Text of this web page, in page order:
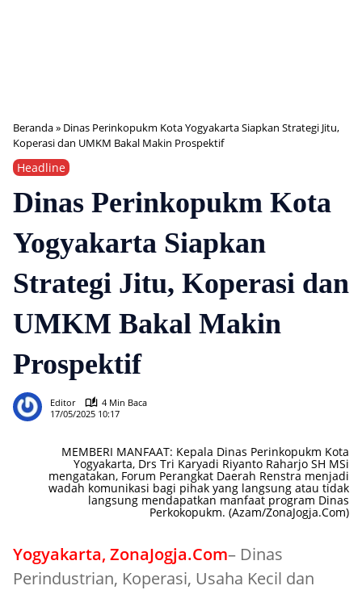
Beranda» Dinas Perinkopukm Kota Yogyakarta Siapkan Strategi Jitu,
Koperasi dan UMKM Bakal Makin Prospektif
Headline
Dinas Perinkopukm Kota
Yogyakarta Siapkan
Strategi Jitu, Koperasi dan
UMKM Bakal Makin
Prospektif
Editor
4 Min Baca
17/05/2025 10:17
MEMBERI MANFAAT: Kepala Dinas Perinkopukm Kota
Yogyakarta, Drs Tri Karyadi Riyanto Raharjo SH MSi
mengatakan, Forum Perangkat Daerah Renstra menjadi
wadah komunikasi bagi pihak yang langsung atau tidak
langsung mendapatkan manfaat program Dinas
Perkokopukm. (Azam/ZonaJogja.Com)
Yogyakarta, ZonaJogja.Com– Dinas
Perindustrian, Koperasi, Usaha Kecil dan